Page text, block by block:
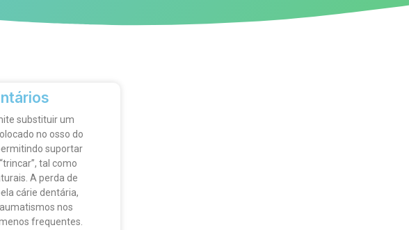
substituir um
no osso do
suportar
tal como
A perda de
cárie dentária,
nos
frequentes.